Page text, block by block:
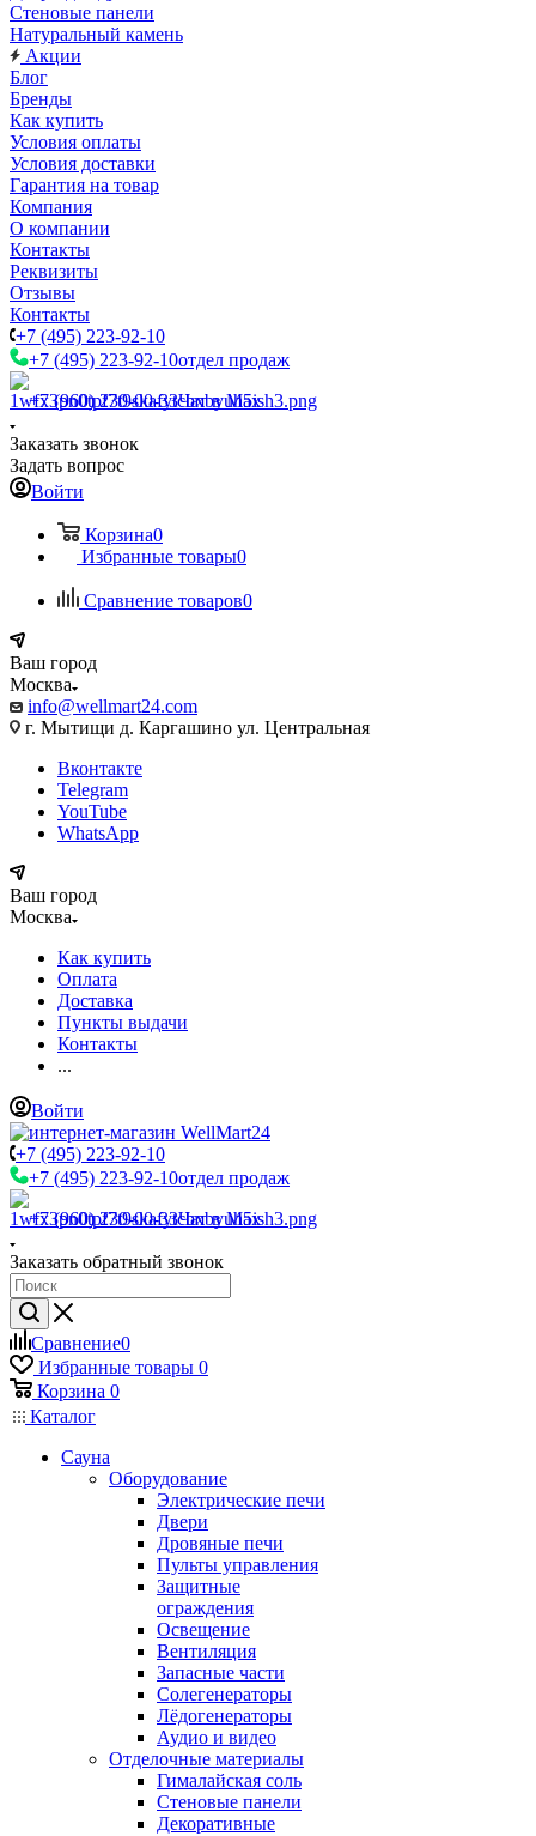
Стеновые панели
Натуральный камень
Акции
Блог
Бренды
Как купить
Условия оплаты
Условия доставки
Гарантия на товар
Компания
О компании
Контакты
Реквизиты
Отзывы
Контакты
+7 (495) 223-92-10
+7 (495) 223-92-10отдел продаж
+7 (960) 230-00-33Чат в Max
Заказать звонок
Задать вопрос
Войти
Корзина0
Избранные товары0
Сравнение товаров0
Ваш город
Москва
info@wellmart24.com
г. Мытищи д. Каргашино ул. Центральная
Вконтакте
Telegram
YouTube
WhatsApp
Ваш город
Москва
Как купить
Оплата
Доставка
Пункты выдачи
Контакты
...
Войти
+7 (495) 223-92-10
+7 (495) 223-92-10отдел продаж
+7 (960) 230-00-33Чат в Max
Заказать обратный звонок
Сравнение0
Избранные товары 0
Корзина 0
Каталог
Сауна
Оборудование
Электрические печи
Двери
Дровяные печи
Пульты управления
Защитные
ограждения
Освещение
Вентиляция
Запасные части
Солегенераторы
Лёдогенераторы
Аудио и видео
Отделочные материалы
Гималайская соль
Стеновые панели
Декоративные